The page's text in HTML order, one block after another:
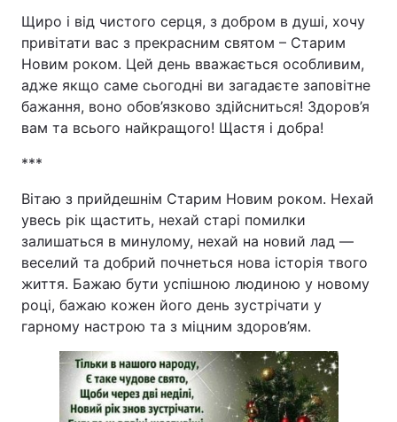
Щиро і від чистого серця, з добром в душі, хочу
привітати вас з прекрасним святом – Старим
Новим роком. Цей день вважається особливим,
адже якщо саме сьогодні ви загадаєте заповітне
бажання, воно обов’язково здійсниться! Здоров’я
вам та всього найкращого! Щастя і добра!
***
Вітаю з прийдешнім Старим Новим роком. Нехай
увесь рік щастить, нехай старі помилки
залишаться в минулому, нехай на новий лад —
веселий та добрий почнеться нова історія твого
життя. Бажаю бути успішною людиною у новому
році, бажаю кожен його день зустрічати у
гарному настрою та з міцним здоров’ям.